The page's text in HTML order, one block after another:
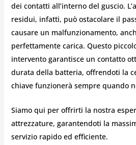
dei contatti all’interno del guscio.
residui, infatti, può ostacolare il
causare un malfunzionamento,
perfettamente carica. Questo
intervento garantisce un contatto
durata della batteria, offrendoti la
chiave funzionerà sempre quando
Siamo qui per offrirti la nostra
attrezzature, garantendoti la
servizio rapido ed efficiente.